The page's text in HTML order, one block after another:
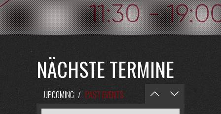
NÄCHSTE TERMINE
UPCOMING / PAST EVENTS